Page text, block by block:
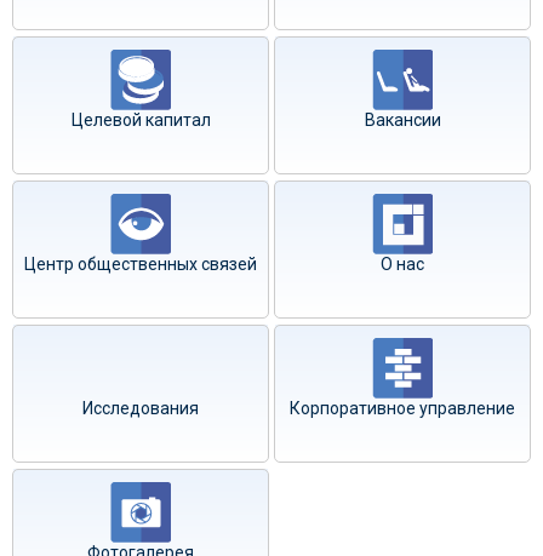
Целевой капитал Вакансии
Центр общественных связей О нас
Исследования Корпоративное управление